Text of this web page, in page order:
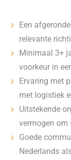
Een
relevante
Minimaal 3+
voorkeur in
Ervaring met
met logistiek
Uitstekende
vermogen om
Goede
Nederlands